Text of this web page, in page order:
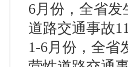
6月份，全省发
道路交通事故
1-6月份，全省